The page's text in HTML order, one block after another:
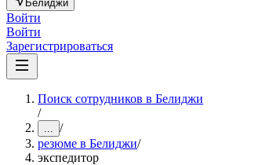
Белиджи
Войти
Войти
Зарегистрироваться
Поиск сотрудников в Белиджи
/
... /
резюме в Белиджи/
экспедитор